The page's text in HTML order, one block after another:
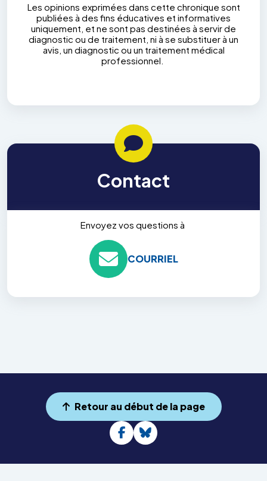
Les opinions exprimées dans cette chronique sont
publiées à des fins éducatives et informatives
uniquement, et ne sont pas destinées à servir de
diagnostic ou de traitement, ni à se substituer à un
avis, un diagnostic ou un traitement médical
professionnel.
Contact
Envoyez vos questions à
COURRIEL
Retour au début de la page